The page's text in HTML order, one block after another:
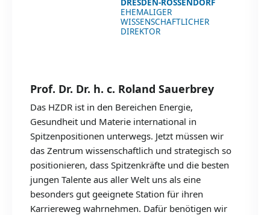
Prof. Dr. Dr. h. c. Roland Sauerbrey
Das HZDR ist in den Bereichen Energie,
Gesundheit und Materie international in
Spitzenpositionen unterwegs. Jetzt müssen wir
das Zentrum wissenschaftlich und strategisch so
positionieren, dass Spitzenkräfte und die besten
jungen Talente aus aller Welt uns als eine
besonders gut geeignete Station für ihren
Karriereweg wahrnehmen. Dafür benötigen wir
EHEMALIGER
WISSENSCHAFTLICHER
DIREKTOR